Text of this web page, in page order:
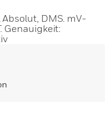
DMS. mV-
Genauigkeit: